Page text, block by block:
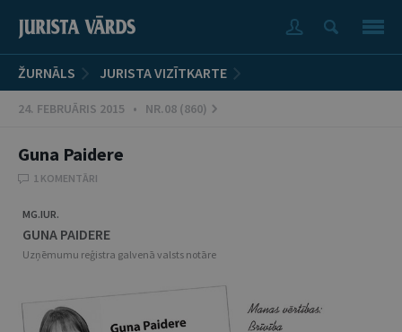
ŽURNĀLS JURISTA VIZĪTKARTE
24. FEBRUĀRIS 2015 • NR.08 (860)
Guna Paidere
1 KOMENTĀRI
MG.IUR.
GUNA PAIDERE
Uzņēmumu reģistra galvenā valsts notāre